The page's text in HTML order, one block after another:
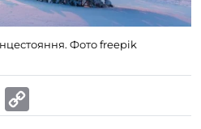
Фото freepik